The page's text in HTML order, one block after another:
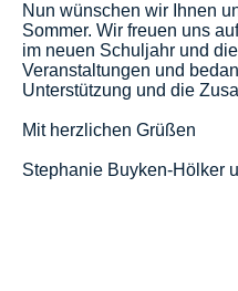
Nun wünschen wir Ihnen
Sommer. Wir freuen uns
im neuen Schuljahr und
Veranstaltungen und
Unterstützung und die
Mit herzlichen Grüßen
Stephanie Buyken-Hölker